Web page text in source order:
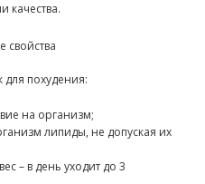
качества.
свойства
для похудения:
на организм;
липиды, не допуская их
– в день уходит до 3